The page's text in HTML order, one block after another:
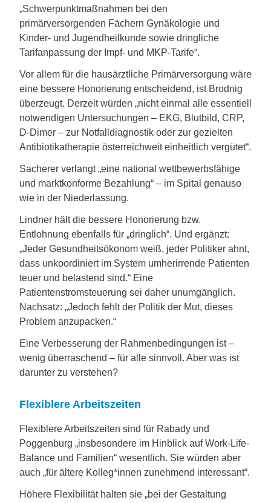
„Schwerpunktmaßnahmen bei den
primärversorgenden Fächern Gynäkologie und
Kinder- und Jugendheilkunde sowie dringliche
Tarifanpassung der Impf- und MKP-Tarife“.
Vor allem für die hausärztliche Primärversorgung wäre
eine bessere Honorierung entscheidend, ist Brodnig
überzeugt. Derzeit würden „nicht einmal alle essentiell
notwendigen Untersuchungen – EKG, Blutbild, CRP,
D-Dimer – zur Notfalldiagnostik oder zur gezielten
Antibiotikatherapie österreichweit einheitlich vergütet“.
Sacherer verlangt „eine national wettbewerbsfähige
und marktkonforme Bezahlung“ – im Spital genauso
wie in der Niederlassung.
Lindner hält die bessere Honorierung bzw.
Entlohnung ebenfalls für „dringlich“. Und ergänzt:
„Jeder Gesundheitsökonom weiß, jeder Politiker ahnt,
dass unkoordiniert im System umherirrende Patienten
teuer und belastend sind.“ Eine
Patientenstromsteuerung sei daher unumgänglich.
Nachsatz: „Jedoch fehlt der Politik der Mut, dieses
Problem anzupacken.“
Eine Verbesserung der Rahmenbedingungen ist –
wenig überraschend – für alle sinnvoll. Aber was ist
darunter zu verstehen?
Flexiblere Arbeitszeiten
Flexiblere Arbeitszeiten sind für Rabady und
Poggenburg „insbesondere im Hinblick auf Work-Life-
Balance und Familien“ wesentlich. Sie würden aber
auch „für ältere Kolleg*innen zunehmend interessant“.
Höhere Flexibilität halten sie „bei der Gestaltung